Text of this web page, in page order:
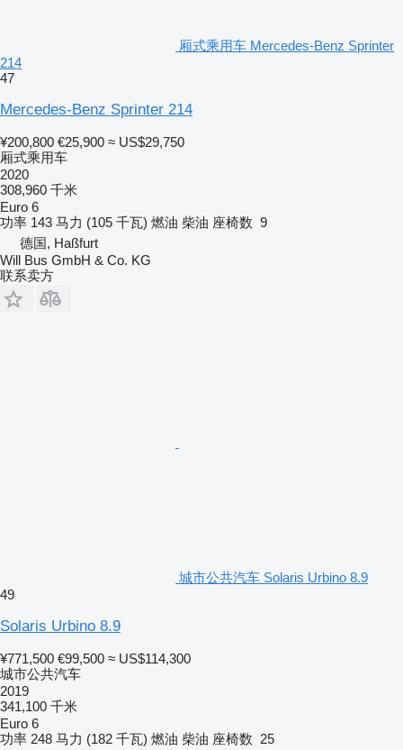
厢式乘用车 Mercedes-Benz Sprinter
214
47
Mercedes-Benz Sprinter 214
¥200,800 €25,900 ≈ US$29,750
厢式乘用车
2020
308,960 千米
Euro 6
功率 143 马力 (105 千瓦) 燃油 柴油 座椅数 9
德国, Haßfurt
Will Bus GmbH & Co. KG
联系卖方
城市公共汽车 Solaris Urbino 8.9
49
Solaris Urbino 8.9
¥771,500 €99,500 ≈ US$114,300
城市公共汽车
2019
341,100 千米
Euro 6
功率 248 马力 (182 千瓦) 燃油 柴油 座椅数 25